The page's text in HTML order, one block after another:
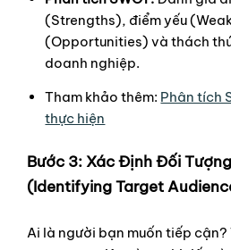
(Strengths), điểm yếu
(Opportunities) và thách
doanh nghiệp.
Tham khảo thêm: Phân tích
thực hiện
Bước 3: Xác Định Đối
(Identifying Target
Ai là người bạn muốn tiếp